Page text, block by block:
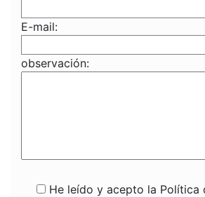
E-mail:
observación:
He leído y acepto la Política